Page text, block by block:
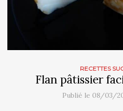
RECETTES
Flan pâtissier
Publié le 08/03/